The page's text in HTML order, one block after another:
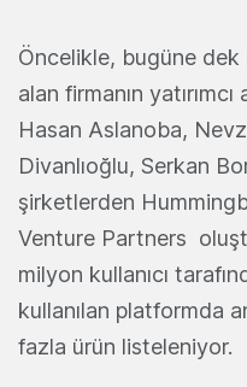
Öncelikle, bugüne dek
alan firmanın yatırımcı
Hasan Aslanoba,
Divanlıoğlu, Serkan
şirketlerden
Venture Partners
milyon kullanıcı
kullanılan platformda
fazla ürün listeleniyor.